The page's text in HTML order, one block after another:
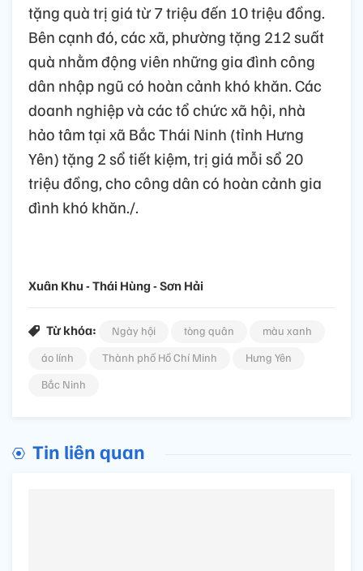
tặng quà trị giá từ 7 triệu đến 10 triệu đồng.
Bên cạnh đó, các xã, phường tặng 212 suất
quà nhằm động viên những gia đình công
dân nhập ngũ có hoàn cảnh khó khăn. Các
doanh nghiệp và các tổ chức xã hội, nhà
hảo tâm tại xã Bắc Thái Ninh (tỉnh Hưng
Yên) tặng 2 sổ tiết kiệm, trị giá mỗi sổ 20
triệu đồng, cho công dân có hoàn cảnh gia
đình khó khăn./.
Xuân Khu - Thái Hùng - Sơn Hải
Từ khóa: Ngày hội tòng quân
màu xanh
áo lính
Thành phố Hồ Chí Minh
Hưng Yên
Bắc Ninh
Tin liên quan